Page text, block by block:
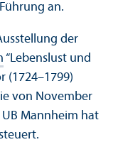
an.
der
“Lebenslust und
(1724–1799)
von November
UB Mannheim hat